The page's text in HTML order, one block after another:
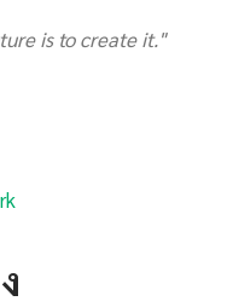
is to create it."